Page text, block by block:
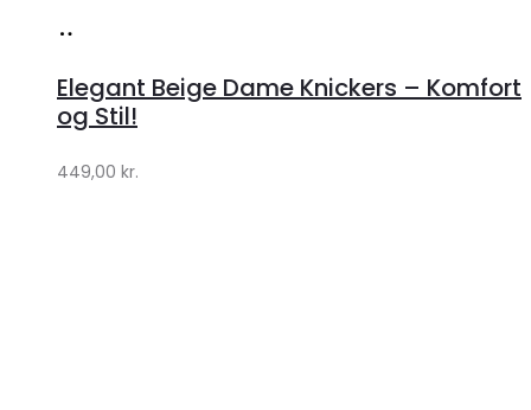
Klædeskabet.dk
Elegant Beige Dame Knickers – Komfort
og Stil!
449,00 kr.